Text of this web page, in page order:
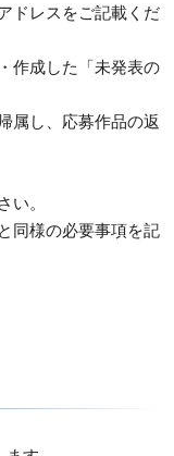
ドレスをご記載くだ
作成した「未発表の
属し、応募作品の返
い。
同様の必要事項を記